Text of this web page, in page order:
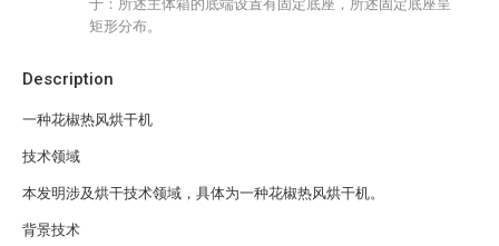
Description
一种花椒热风烘干机
技术领域
本发明涉及烘干技术领域，具体为一种花椒热风烘干机。
背景技术
于：所述主体箱的底端设置有固定底座，所述固定底座呈
矩形分布。